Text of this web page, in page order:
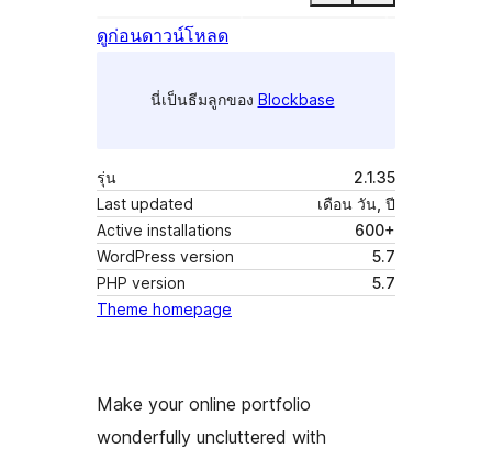
ดูก่อนดาวน์โหลด
นี่เป็นธีมลูกของ Blockbase
รุ่น
2.1.35
Last updated
เดือน วัน, ปี
Active installations
600+
WordPress version
5.7
PHP version
5.7
Theme homepage
Make your online portfolio
wonderfully uncluttered with